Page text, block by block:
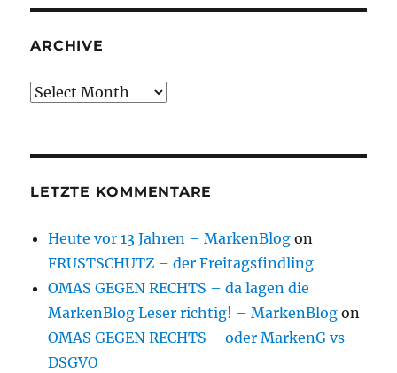
ARCHIVE
Archive
LETZTE KOMMENTARE
Heute vor 13 Jahren – MarkenBlog on
FRUSTSCHUTZ – der Freitagsfindling
OMAS GEGEN RECHTS – da lagen die
MarkenBlog Leser richtig! – MarkenBlog on
OMAS GEGEN RECHTS – oder MarkenG vs
DSGVO